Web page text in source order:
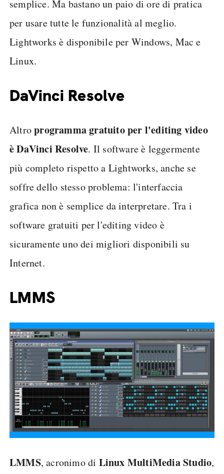
semplice. Ma bastano un paio di ore di pratica
per usare tutte le funzionalità al meglio.
Lightworks è disponibile per Windows, Mac e
Linux.
DaVinci Resolve
Altroprogramma gratuito per l'editing video
è DaVinci Resolve. Il software è leggermente
più completo rispetto a Lightworks, anche se
soffre dello stesso problema: l'interfaccia
grafica non è semplice da interpretare. Tra i
software gratuiti per l'editing video è
sicuramente uno dei migliori disponibili su
Internet.
LMMS
LMMS, acronimo di Linux MultiMedia Studio,